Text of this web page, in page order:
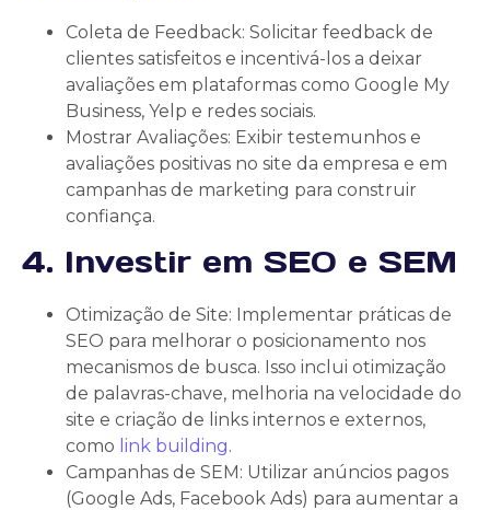
Coleta de Feedback: Solicitar feedback de
clientes satisfeitos e incentivá-los a deixar
avaliações em plataformas como Google My
Business, Yelp e redes sociais.
Mostrar Avaliações: Exibir testemunhos e
avaliações positivas no site da empresa e em
campanhas de marketing para construir
confiança.
4. Investir em SEO e SEM
Otimização de Site: Implementar práticas de
SEO para melhorar o posicionamento nos
mecanismos de busca. Isso inclui otimização
de palavras-chave, melhoria na velocidade do
site e criação de links internos e externos,
como link building.
Campanhas de SEM: Utilizar anúncios pagos
(Google Ads, Facebook Ads) para aumentar a